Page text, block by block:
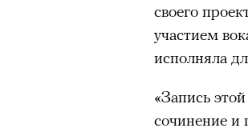
своего
участием
исполняла
«Запись
сочинение и